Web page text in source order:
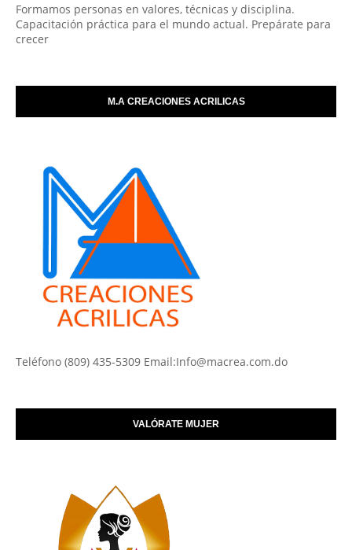
Formamos personas en valores, técnicas y disciplina.
Capacitación práctica para el mundo actual. Prepárate para
crecer
M.A CREACIONES ACRILICAS
Teléfono (809) 435-5309 Email:Info@macrea.com.do
VALÓRATE MUJER